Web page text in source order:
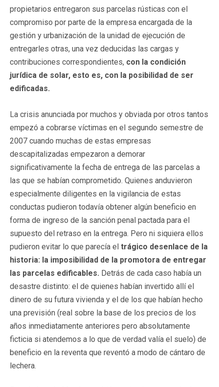
propietarios entregaron sus parcelas rústicas con el
compromiso por parte de la empresa encargada de la
gestión y urbanización de la unidad de ejecución de
entregarles otras, una vez deducidas las cargas y
contribuciones correspondientes, con la condición
jurídica de solar, esto es, con la posibilidad de ser
edificadas.
La crisis anunciada por muchos y obviada por otros tantos
empezó a cobrarse víctimas en el segundo semestre de
2007 cuando muchas de estas empresas
descapitalizadas empezaron a demorar
significativamente la fecha de entrega de las parcelas a
las que se habían comprometido. Quienes anduvieron
especialmente diligentes en la vigilancia de estas
conductas pudieron todavía obtener algún beneficio en
forma de ingreso de la sanción penal pactada para el
supuesto del retraso en la entrega. Pero ni siquiera ellos
pudieron evitar lo que parecía el trágico desenlace de la
historia: la imposibilidad de la promotora de entregar
las parcelas edificables. Detrás de cada caso había un
desastre distinto: el de quienes habían invertido allí el
dinero de su futura vivienda y el de los que habían hecho
una previsión (real sobre la base de los precios de los
años inmediatamente anteriores pero absolutamente
ficticia si atendemos a lo que de verdad valía el suelo) de
beneficio en la reventa que reventó a modo de cántaro de
lechera.